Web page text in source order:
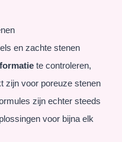
en zachte stenen
te controleren,
zijn voor poreuze stenen
zijn echter steeds
voor bijna elk